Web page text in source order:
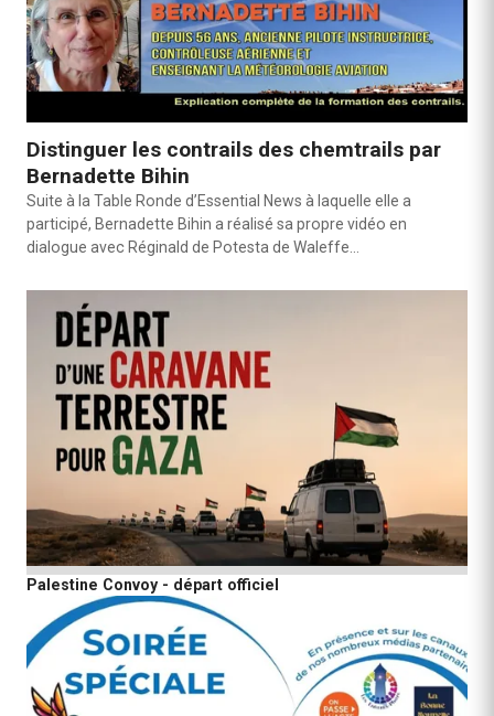
Distinguer les contrails des chemtrails par
Bernadette Bihin
Suite à la Table Ronde d’Essential News à laquelle elle a
participé, Bernadette Bihin a réalisé sa propre vidéo en
dialogue avec Réginald de Potesta de Waleffe…
Palestine Convoy - départ officiel